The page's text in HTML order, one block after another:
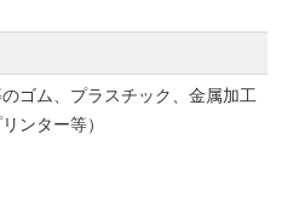
ゴム、プラスチック、金属加工
ンター等）